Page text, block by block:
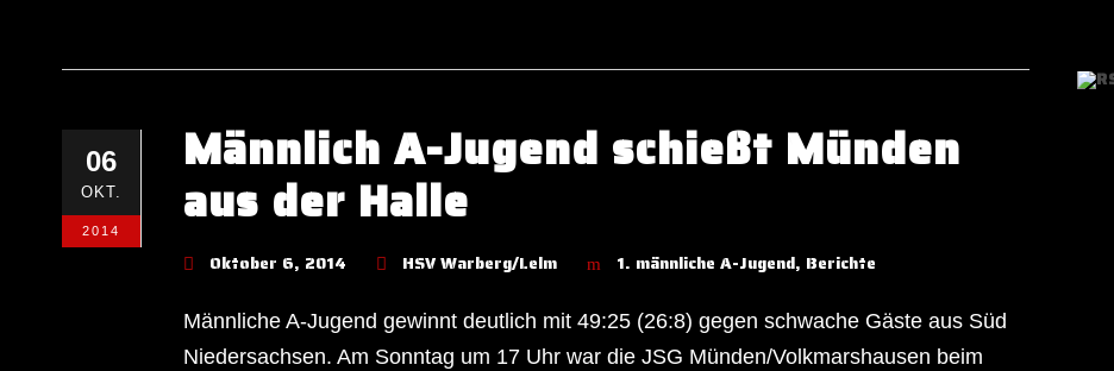
06
OKT.
2014
Männlich A-Jugend schießt Münden
aus der Halle
Oktober 6, 2014 HSV Warberg/Lelm 1. männliche A-Jugend, Berichte
Männliche A-Jugend gewinnt deutlich mit 49:25 (26:8) gegen schwache Gäste aus Süd
Niedersachsen. Am Sonntag um 17 Uhr war die JSG Münden/Volkmarshausen beim